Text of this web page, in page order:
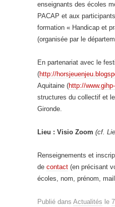
enseignants des écoles
PACAP et aux
formation « Handicap et
(organisée par le
En partenariat avec le
(http://
Aquitaine (http://
structures du collectif et
Gironde.
Lieu : Visio Zoom (cf.
Renseignements et
de contact (en précisant
écoles, nom, prénom,
Publié dans Actualités le